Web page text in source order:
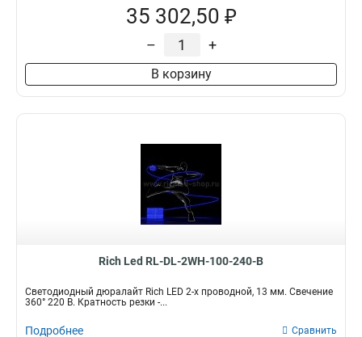
35 302,50 ₽
– +
В корзину
Rich Led RL-DL-2WH-100-240-B
Светодиодный дюралайт Rich LED 2-х проводной, 13 мм. Свечение
360° 220 В. Кратность резки -...
Подробнее Сравнить